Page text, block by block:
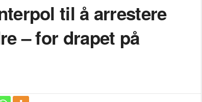
til å arrestere
– for drapet på